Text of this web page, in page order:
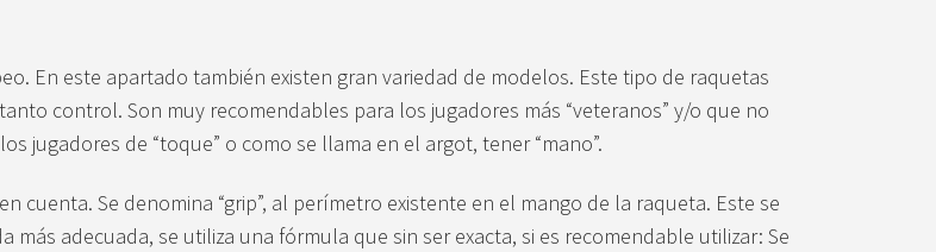
En este apartado también existen gran variedad de modelos. Este tipo de raquetas
control. Son muy recomendables para los jugadores más “veteranos” y/o que no
jugadores de “toque” o como se llama en el argot, tener “mano”.
cuenta. Se denomina “grip”, al perímetro existente en el mango de la raqueta. Este se
adecuada, se utiliza una fórmula que sin ser exacta, si es recomendable utilizar: Se